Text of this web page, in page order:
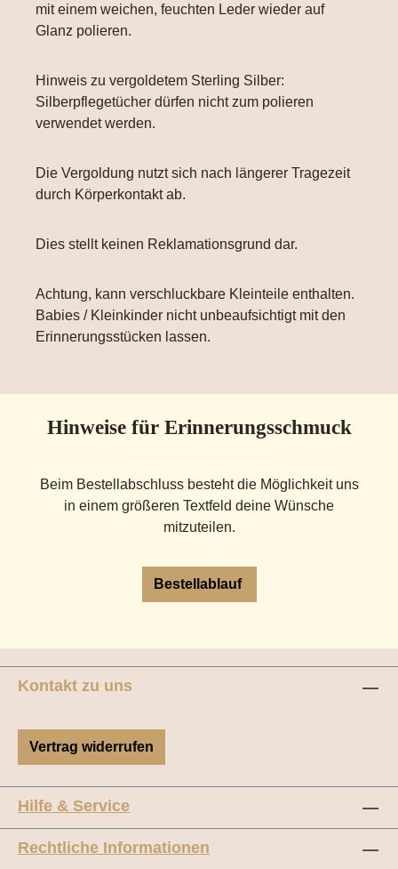
mit einem weichen, feuchten Leder wieder auf
Glanz polieren.
Hinweis zu vergoldetem Sterling Silber:
Silberpflegetücher dürfen nicht zum polieren
verwendet werden.
Die Vergoldung nutzt sich nach längerer Tragezeit
durch Körperkontakt ab.
Dies stellt keinen Reklamationsgrund dar.
Achtung, kann verschluckbare Kleinteile enthalten.
Babies / Kleinkinder nicht unbeaufsichtigt mit den
Erinnerungsstücken lassen.
Hinweise für Erinnerungsschmuck
Beim Bestellabschluss besteht die Möglichkeit uns
in einem größeren Textfeld deine Wünsche
mitzuteilen.
Bestellablauf
Kontakt zu uns
Vertrag widerrufen
Hilfe & Service
Rechtliche Informationen